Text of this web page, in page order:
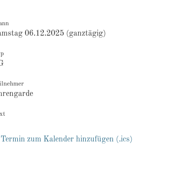
06.12.2025 (ganztägig)
Termin zum Kalender hinzufügen (.ics)